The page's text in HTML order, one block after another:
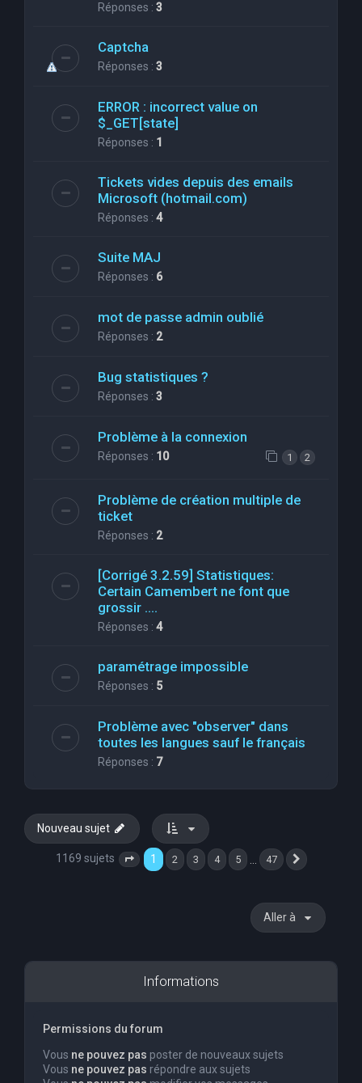
Réponses : 3
Captcha
Réponses : 3
ERROR : incorrect value on
$_GET[state]
Réponses : 1
Tickets vides depuis des emails
Microsoft (hotmail.com)
Réponses : 4
Suite MAJ
Réponses : 6
mot de passe admin oublié
Réponses : 2
Bug statistiques ?
Réponses : 3
Problème à la connexion
Réponses : 10 1 2
Problème de création multiple de
ticket
Réponses : 2
[Corrigé 3.2.59] Statistiques:
Certain Camembert ne font que
grossir ....
Réponses : 4
paramétrage impossible
Réponses : 5
Problème avec "observer" dans
toutes les langues sauf le français
Réponses : 7
Nouveau sujet
1169 sujets Page 1 sur47
1 2 3 4 5 47
Aller à
Informations
Permissions du forum
Vous ne pouvez pas poster de nouveaux sujets
Vous ne pouvez pas répondre aux sujets